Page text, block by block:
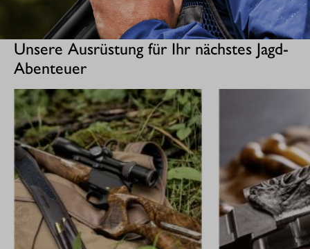
Unsere Ausrüstung für Ihr nächstes Jagd-
Abenteuer